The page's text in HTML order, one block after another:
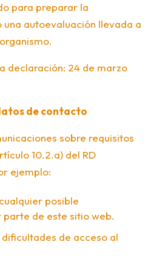
para preparar la
una autoevaluación llevada a
declaración: 24 de marzo
de contacto
sobre requisitos
10.2.a) del RD
ejemplo:
posible
de este sitio web.
de acceso al